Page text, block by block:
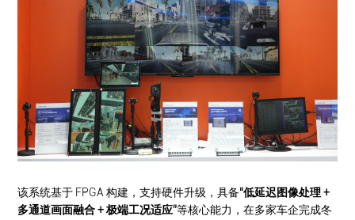
该系统基于 FPGA 构建，支持硬件升级，具备“低延迟图像处理 +
多通道画面融合 + 极端工况适应”等核心能力，在多家车企完成冬